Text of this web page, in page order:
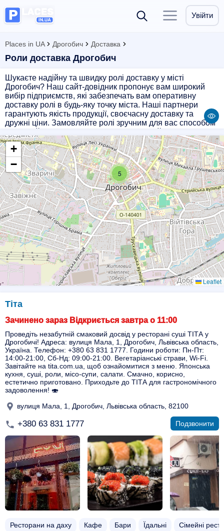
Увійти
Places in UA Дрогобич Доставка
Роли доставка Дрогобич
Шукаєте надійну та швидку ролі доставку у місті
Дрогобич? Наш сайт-довідник пропонує вам широкий
вибір підприємств, які забезпечать вам оперативну
доставку ролі в будь-яку точку міста. Наші партнери
гарантують якість продукції, своєчасну доставку та
дружні ціни. Замовляйте ролі зручним для вас способом
комфорт з нашими партнерами!
5
+
−
Leaflet
Тіта
Зачинено зараз Відкриється завтра о 11:00
Проведіть незабутній смаковий досвід у ресторані суші ТІТА у
Дрогобичі! Адреса: вулиця Мала, 1, Дрогобич, Львівська область,
Україна. Телефон: +380 63 831 1777. Години роботи: Пн-Пт:
14:00-21:00, Сб-Нд: 09:00-21:00. Вегетаріанські страви, Wi-Fi.
Завітайте на tita.com.ua, щоб ознайомитися з меню. Японська
кухня, суші, роли, місо-супи, салати. Смачно, корисно,
естетично приготовано. Приходьте до ТІТА для гастрономічного
задоволення! 🍣
вулиця Мала, 1, Дрогобич, Львівська область, 82100
+380 63 831 1777 Подзвонити
Ресторани на даху Кафе Бари Їдальні Сімейні